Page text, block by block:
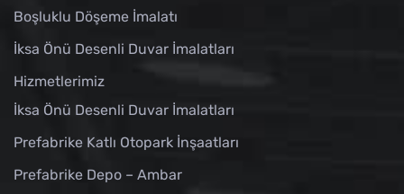
Boşluklu Döşeme İmalatı
İksa Önü Desenli Duvar İmalatları
Hizmetlerimiz
İksa Önü Desenli Duvar İmalatları
Prefabrike Katlı Otopark İnşaatları
Prefabrike Depo – Ambar